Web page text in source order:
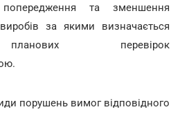
та зменшення
за якими визначається
планових перевірок
порушень вимог відповідного